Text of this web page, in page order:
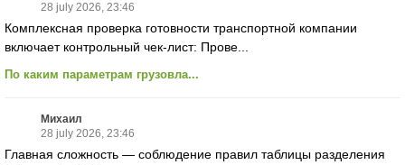
28 july 2026, 23:46
Комплексная проверка готовности транспортной компании
включает контрольный чек-лист: Прове...
По каким параметрам грузовла...
Михаил
28 july 2026, 23:46
Главная сложность — соблюдение правил таблицы разделения